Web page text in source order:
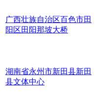
广西壮族自治区百色市田
阳区田阳那坡大桥
湖南省永州市新田县新田
县文体中心